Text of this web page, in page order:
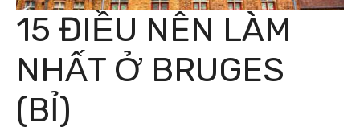
15 ĐIỀU NÊN LÀM
NHẤT Ở BRUGES
(BỈ)